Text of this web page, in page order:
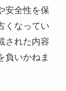
安全性を保
くなってい
された内容
負いかねま